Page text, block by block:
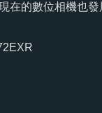
在的數位相機也